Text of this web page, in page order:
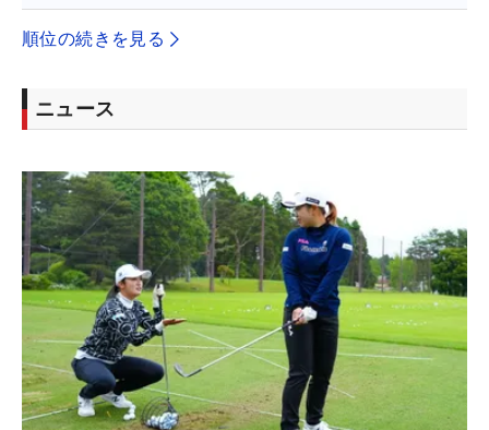
順位の続きを見る
ニュース